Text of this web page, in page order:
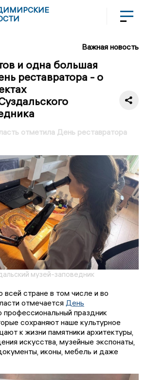
Важная новость
и одна большая
реставратора - о
отметила День реставратора
музей-заповедник
всей стране в том числе и во
отмечается День
профессиональный праздник
сохраняют наше культурное
к жизни памятники архитектуры,
искусства, музейные экспонаты,
иконы, мебель и даже